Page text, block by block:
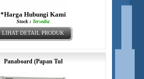
*Harga Hubungi Kami
Stock : Tersedia
LIHAT DETAIL PRODUK
Panaboard (Papan Tul